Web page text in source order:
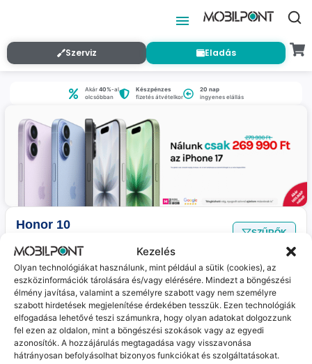
Kezelés
Olyan technológiákat használunk, mint például a sütik (cookies), az
eszközinformációk tárolására és/vagy elérésére. Mindezt a böngészési
élmény javítása, valamint a személyre szabott vagy nem személyre
szabott hirdetések megjelenítése érdekében tesszük. Ezen technológiák
elfogadása lehetővé teszi számunkra, hogy olyan adatokat dolgozzunk
fel ezen az oldalon, mint a böngészési szokások vagy az egyedi
azonosítók. A hozzájárulás megtagadása vagy visszavonása
hátrányosan befolyásolhat bizonyos funkciókat és szolgáltatásokat.
Szerviz Eladás
Akár40%-al
olcsóbban
Készpénzes
fizetés átvételkor
20 nap
ingyenes elállás
Honor 10
SZŰRŐK
Jelenleg nincs ilyen termékünk :(